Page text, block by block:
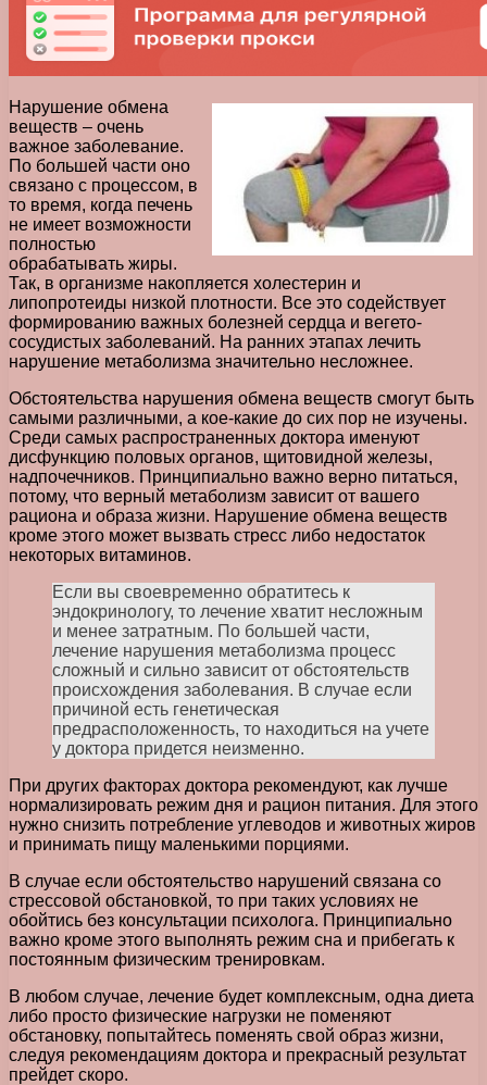
Нарушение обмена
веществ – очень
важное заболевание.
По большей части оно
связано с процессом, в
то время, когда печень
не имеет возможности
полностью
обрабатывать жиры.
Так, в организме накопляется холестерин и
липопротеиды низкой плотности. Все это содействует
формированию важных болезней сердца и вегето-
сосудистых заболеваний. На ранних этапах лечить
нарушение метаболизма значительно несложнее.
Обстоятельства нарушения обмена веществ смогут быть
самыми различными, а кое-какие до сих пор не изучены.
Среди самых распространенных доктора именуют
дисфункцию половых органов, щитовидной железы,
надпочечников. Принципиально важно верно питаться,
потому, что верный метаболизм зависит от вашего
рациона и образа жизни. Нарушение обмена веществ
кроме этого может вызвать стресс либо недостаток
некоторых витаминов.
Если вы своевременно обратитесь к
эндокринологу, то лечение хватит несложным
и менее затратным. По большей части,
лечение нарушения метаболизма процесс
сложный и сильно зависит от обстоятельств
происхождения заболевания. В случае если
причиной есть генетическая
предрасположенность, то находиться на учете
у доктора придется неизменно.
При других факторах доктора рекомендуют, как лучше
нормализировать режим дня и рацион питания. Для этого
нужно снизить потребление углеводов и животных жиров
и принимать пищу маленькими порциями.
В случае если обстоятельство нарушений связана со
стрессовой обстановкой, то при таких условиях не
обойтись без консультации психолога. Принципиально
важно кроме этого выполнять режим сна и прибегать к
постоянным физическим тренировкам.
В любом случае, лечение будет комплексным, одна диета
либо просто физические нагрузки не поменяют
обстановку, попытайтесь поменять свой образ жизни,
следуя рекомендациям доктора и прекрасный результат
прейдет скоро.